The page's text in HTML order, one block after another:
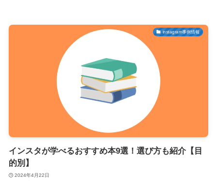
instagram事例情報
インスタが学べるおすすめ本9選！選び方も紹介【目
的別】
2024年4月22日